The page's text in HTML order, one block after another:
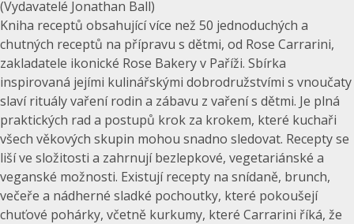
(Vydavatelé Jonathan Ball)
Kniha receptů obsahující více než 50 jednoduchých a
chutných receptů na přípravu s dětmi, od Rose Carrarini,
zakladatele ikonické Rose Bakery v Paříži. Sbírka
inspirovaná jejími kulinářskými dobrodružstvími s vnoučaty
slaví rituály vaření rodin a zábavu z vaření s dětmi. Je plná
praktických rad a postupů krok za krokem, které kuchaři
všech věkových skupin mohou snadno sledovat. Recepty se
liší ve složitosti a zahrnují bezlepkové, vegetariánské a
veganské možnosti. Existují recepty na snídaně, brunch,
večeře a nádherné sladké pochoutky, které pokoušejí
chuťové pohárky, včetně kurkumy, které Carrarini říká, že